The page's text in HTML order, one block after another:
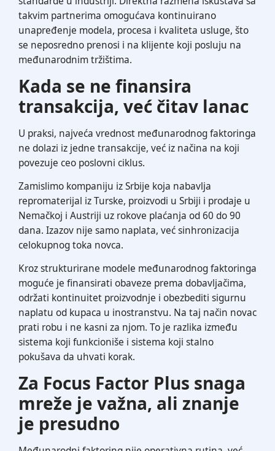
takvim partnerima omogućava kontinuirano
unapređenje modela, procesa i kvaliteta usluge, što
se neposredno prenosi i na klijente koji posluju na
međunarodnim tržištima.
Kada se ne finansira
transakcija, već čitav lanac
U praksi, najveća vrednost međunarodnog faktoringa
ne dolazi iz jedne transakcije, već iz načina na koji
povezuje ceo poslovni ciklus.
Zamislimo kompaniju iz Srbije koja nabavlja
repromaterijal iz Turske, proizvodi u Srbiji i prodaje u
Nemačkoj i Austriji uz rokove plaćanja od 60 do 90
dana. Izazov nije samo naplata, već sinhronizacija
celokupnog toka novca.
Kroz strukturirane modele međunarodnog faktoringa
moguće je finansirati obaveze prema dobavljačima,
održati kontinuitet proizvodnje i obezbediti sigurnu
naplatu od kupaca u inostranstvu. Na taj način novac
prati robu i ne kasni za njom. To je razlika između
sistema koji funkcioniše i sistema koji stalno
pokušava da uhvati korak.
Za Focus Factor Plus snaga
mreže je važna, ali znanje
je presudno